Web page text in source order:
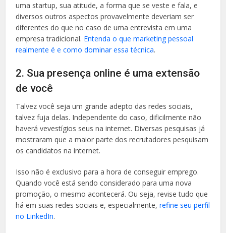
uma startup, sua atitude, a forma que se veste e fala, e
diversos outros aspectos provavelmente deveriam ser
diferentes do que no caso de uma entrevista em uma
empresa tradicional. Entenda o que marketing pessoal
realmente é e como dominar essa técnica.
2. Sua presença online é uma extensão
de você
Talvez você seja um grande adepto das redes sociais,
talvez fuja delas. Independente do caso, dificilmente não
haverá vevestígios seus na internet. Diversas pesquisas já
mostraram que a maior parte dos recrutadores pesquisam
os candidatos na internet.
Isso não é exclusivo para a hora de conseguir emprego.
Quando você está sendo considerado para uma nova
promoção, o mesmo acontecerá. Ou seja, revise tudo que
há em suas redes sociais e, especialmente,refine seu perfil
no LinkedIn.